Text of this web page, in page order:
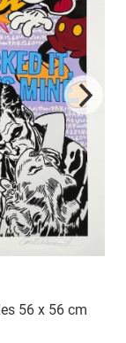
56 x 56 cm